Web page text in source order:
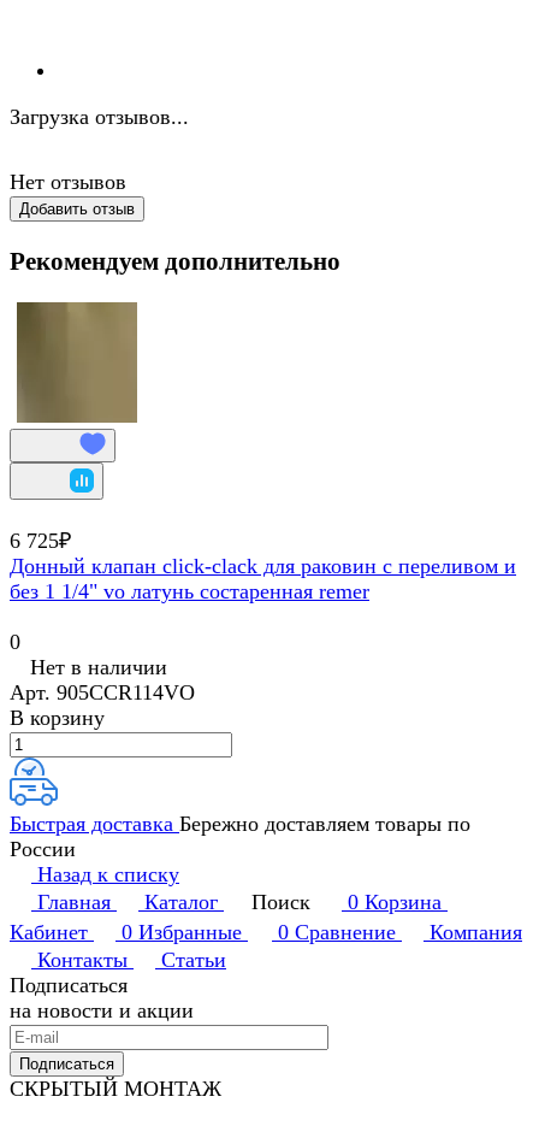
Загрузка отзывов...
Нет отзывов
Добавить отзыв
Рекомендуем дополнительно
6 725₽
Донный клапан click-clack для раковин с переливом и
без 1 1/4" vo латунь состаренная remer
0
Нет в наличии
Арт. 905CCR114VO
В корзину
Быстрая доставка Бережно доставляем товары по
России
Назад к списку
Главная
Каталог Поиск 0 Корзина
Кабинет
0 Избранные 0 Сравнение
Компания
Контакты
Статьи
Подписаться
на новости и акции
Подписаться
СКРЫТЫЙ МОНТАЖ